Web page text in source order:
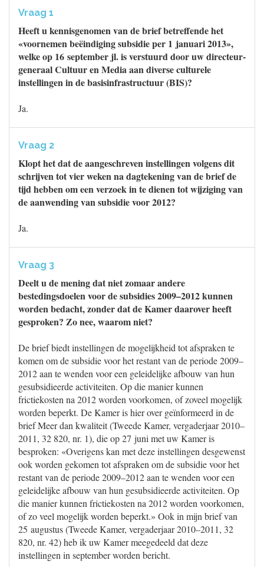
Vraag 1
Heeft u kennisgenomen van de brief betreffende het
«voornemen beëindiging subsidie per 1 januari 2013»,
welke op 16 september jl. is verstuurd door uw directeur-
generaal Cultuur en Media aan diverse culturele
instellingen in de basisinfrastructuur (BIS)?
Ja.
Vraag 2
Klopt het dat de aangeschreven instellingen volgens dit
schrijven tot vier weken na dagtekening van de brief de
tijd hebben om een verzoek in te dienen tot wijziging van
de aanwending van subsidie voor 2012?
Ja.
Vraag 3
Deelt u de mening dat niet zomaar andere
bestedingsdoelen voor de subsidies 2009–2012 kunnen
worden bedacht, zonder dat de Kamer daarover heeft
gesproken? Zo nee, waarom niet?
De brief biedt instellingen de mogelijkheid tot afspraken te
komen om de subsidie voor het restant van de periode 2009–
2012 aan te wenden voor een geleidelijke afbouw van hun
gesubsidieerde activiteiten. Op die manier kunnen
frictiekosten na 2012 worden voorkomen, of zoveel mogelijk
worden beperkt. De Kamer is hier over geïnformeerd in de
brief Meer dan kwaliteit (Tweede Kamer, vergaderjaar 2010–
2011, 32 820, nr. 1), die op 27 juni met uw Kamer is
besproken: «Overigens kan met deze instellingen desgewenst
ook worden gekomen tot afspraken om de subsidie voor het
restant van de periode 2009–2012 aan te wenden voor een
geleidelijke afbouw van hun gesubsidieerde activiteiten. Op
die manier kunnen frictiekosten na 2012 worden voorkomen,
of zo veel mogelijk worden beperkt.» Ook in mijn brief van
25 augustus (Tweede Kamer, vergaderjaar 2010–2011, 32
820, nr. 42) heb ik uw Kamer meegedeeld dat deze
instellingen in september worden bericht.